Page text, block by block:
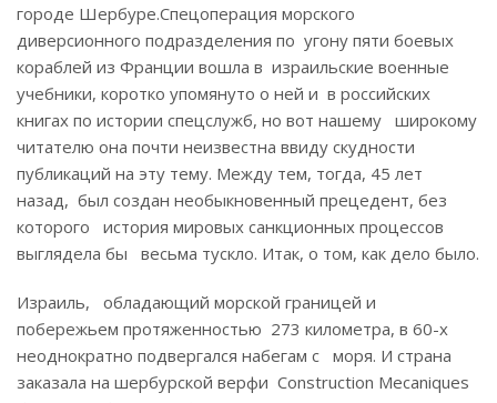
городе Шербуре.Спецоперация морского
диверсионного подразделения по угону пяти боевых
кораблей из Франции вошла в израильские военные
учебники, коротко упомянуто о ней и в российских
книгах по истории спецслужб, но вот нашему широкому
читателю она почти неизвестна ввиду скудности
публикаций на эту тему. Между тем, тогда, 45 лет
назад, был создан необыкновенный прецедент, без
которого история мировых санкционных процессов
выглядела бы весьма тускло. Итак, о том, как дело было.
Израиль, обладающий морской границей и
побережьем протяженностью 273 километра, в 60-х
неоднократно подвергался набегам с моря. И страна
заказала на шербурской верфи Construction Mecaniques